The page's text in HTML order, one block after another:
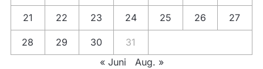
21 22 23 24 25 26 27
28 29 30
31
« Juni
Aug. »